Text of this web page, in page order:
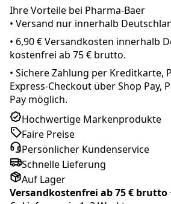
Ihre Vorteile bei Pharma-Baer
• Versand nur innerhalb
• 6,90 € Versandkosten innerhalb
kostenfrei ab 75 € brutto.
• Sichere Zahlung per Kreditkarte,
Express-Checkout über Shop Pay,
Pay möglich.
Hochwertige Markenprodukte
Faire Preise
Persönlicher Kundenservice
Schnelle Lieferung
Auf Lager
Versandkostenfrei ab75 € brutto